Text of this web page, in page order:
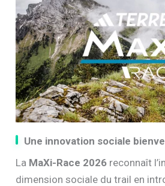
Une innovation sociale
La MaXi-Race 2026 reconnaît
dimension sociale du trail en